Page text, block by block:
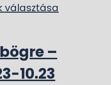
választása
–
10.23